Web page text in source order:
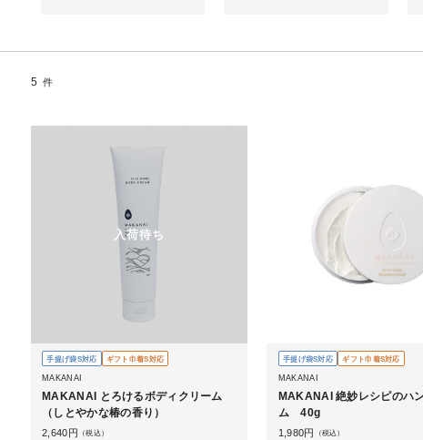
5 件
入荷待ち
手提げ袋S対応 ギフト巾着S対応
MAKANAI
MAKANAI とろけるボディクリーム
（しとやかな椿の香り）
2,640 円 （税込）
手提げ袋S対応 ギフト巾着S対応
MAKANAI
MAKANAI 絶妙レシピのハ
ム 40g
1,980円 （税込）